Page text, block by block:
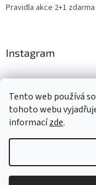
Tento web používá
tohoto webu
informacízde.
Pravidla akce 2+1 zdarma
Instagram